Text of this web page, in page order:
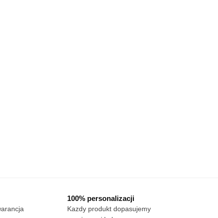
100% personalizacji
Kazdy produkt dopasujemy